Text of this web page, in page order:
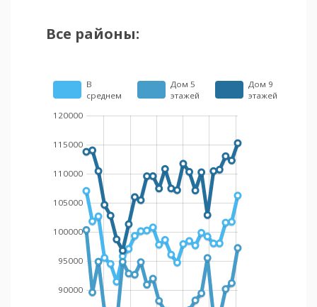
Все районы:
В
среднем
Дом 5
этажей
Дом 9
этажей
90000
95000
100000
105000
110000
115000
120000